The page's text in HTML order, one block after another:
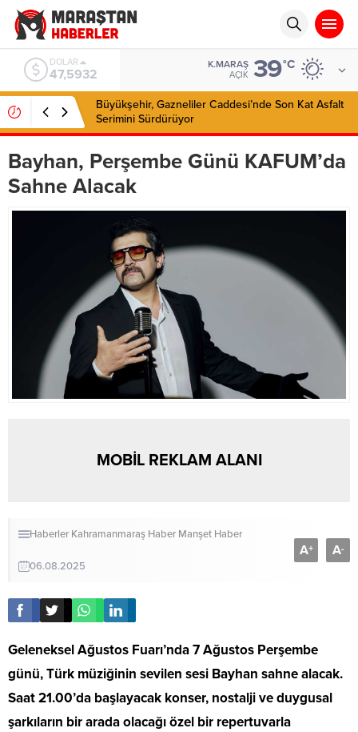
EURO
55,0919
K.MARAŞ
AÇIK 39°C
Büyükşehir, Gazneliler Caddesi’nde Son Kat Asfalt
Serimini Sürdürüyor
Bayhan, Perşembe Günü KAFUM’da
Sahne Alacak
MOBİL REKLAM ALANI
Haberler Kahramanmaraş Haber Manşet Haber
06.08.2025
A+ A-
Geleneksel Ağustos Fuarı’nda 7 Ağustos Perşembe
günü, Türk müziğinin sevilen sesi Bayhan sahne alacak.
Saat 21.00’da başlayacak konser, nostalji ve duygusal
şarkıların bir arada olacağı özel bir repertuvarla